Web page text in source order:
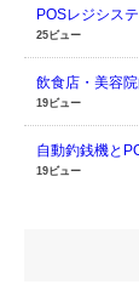
POSレジシス
25ビュー
飲食店・美容
19ビュー
自動釣銭機と
19ビュー